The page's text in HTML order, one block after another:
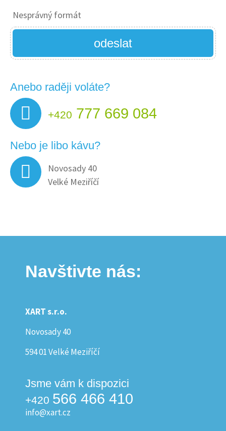
Nesprávný formát
odeslat
Anebo raději voláte?
+420 777 669 084
Nebo je libo kávu?
Novosady 40
Velké Meziříčí
Navštivte nás:
XART s.r.o.
Novosady 40
594 01 Velké Meziříčí
Jsme vám k dispozici
+420 566 466 410
info@xart.cz